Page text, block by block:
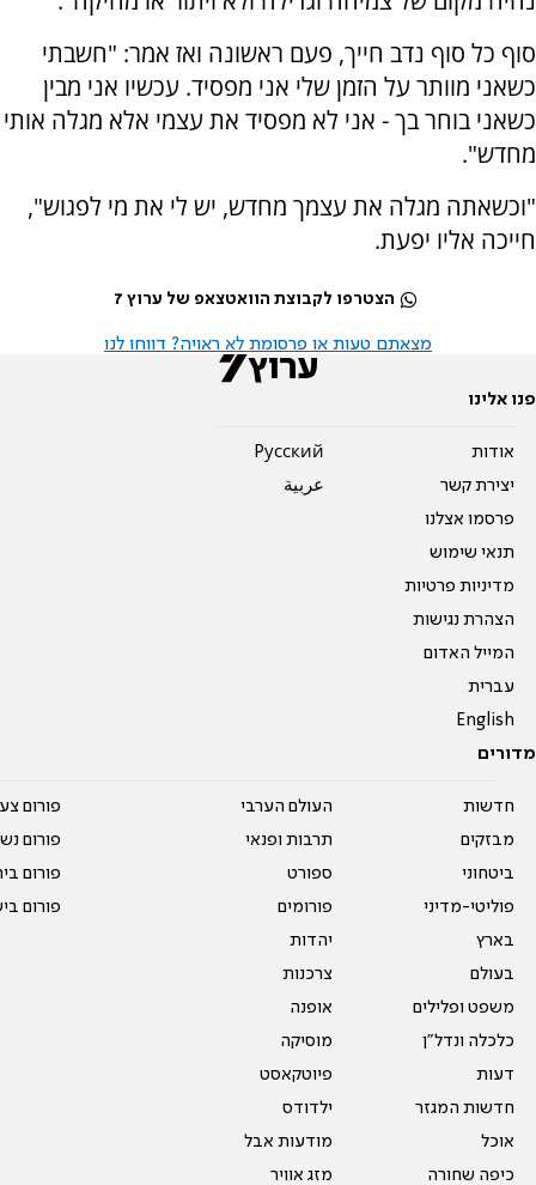
סוף כל סוף נדב חייך, פעם ראשונה ואז אמר: "חשבתי
כשאני מוותר על הזמן שלי אני מפסיד. עכשיו אני מבין
כשאני בוחר בך - אני לא מפסיד את עצמי אלא מגלה אותי
מחדש".
"וכשאתה מגלה את עצמך מחדש, יש לי את מי לפגוש",
חייכה אליו יפעת.
הצטרפו לקבוצת הוואטצאפ של ערוץ 7
מצאתם טעות או פרסומת לא ראויה? דווחו לנו
פנו אלינו
אודות
יצירת קשר
פרסמו אצלנו
תנאי שימוש
מדיניות פרטיות
הצהרת נגישות
המייל האדום
עברית
English
Pусский
عربية
מדורים
חדשות
מבזקים
ביטחוני
פוליטי-מדיני
בארץ
בעולם
משפט ופלילים
כלכלה ונדל"ן
דעות
חדשות המגזר
אוכל
כיפה שחורה
העולם הערבי
תרבות ופנאי
ספורט
פורומים
יהדות
צרכנות
אופנה
מוסיקה
פיוטקאסט
ילדודס
מודעות אבל
מזג אוויר
פורום
פורום
פורום
פורום